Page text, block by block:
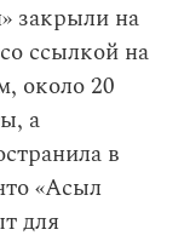
закрыли на
со ссылкой на
около 20
а
в
«Асыл
для